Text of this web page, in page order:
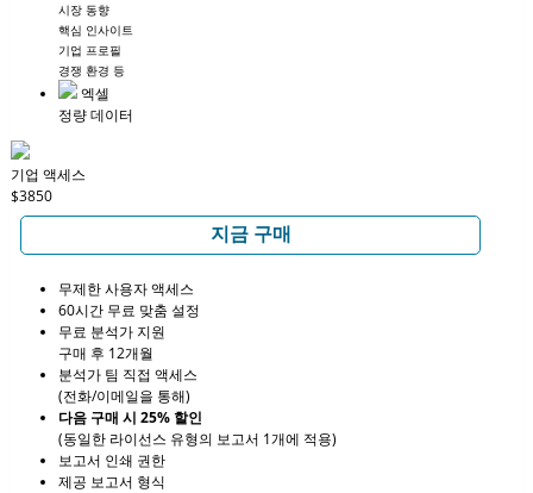
시장 동향
핵심 인사이트
기업 프로필
경쟁 환경 등
엑셀
정량 데이터
기업 액세스
$3850
지금 구매
무제한 사용자 액세스
60시간 무료 맞춤 설정
무료 분석가 지원
구매 후 12개월
분석가 팀 직접 액세스
(전화/이메일을 통해)
다음 구매 시 25% 할인
(동일한 라이선스 유형의 보고서 1개에 적용)
보고서 인쇄 권한
제공 보고서 형식